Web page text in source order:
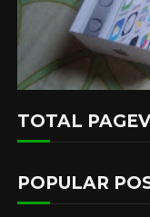
TOTAL
POPULAR